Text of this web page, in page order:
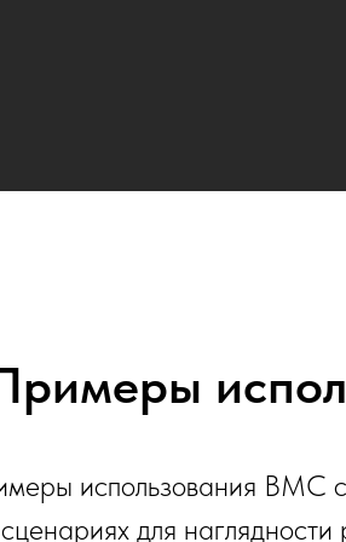
использования ВМС
сценариях для